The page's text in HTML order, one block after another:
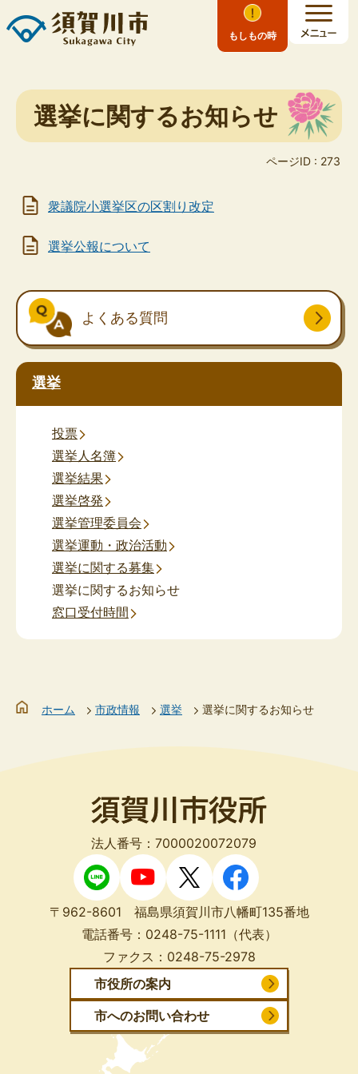
もしもの時
選挙に関するお知らせ
ページID : 273
衆議院小選挙区の区割り改定
選挙公報について
よくある質問
選挙
投票
選挙人名簿
選挙結果
選挙啓発
選挙管理委員会
選挙運動・政治活動
選挙に関する募集
選挙に関するお知らせ
窓口受付時間
ホーム 市政情報 選挙 選挙に関するお知らせ
法人番号：7000020072079
〒962-8601 福島県須賀川市八幡町135番地
電話番号： 0248-75-1111 （代表）
ファクス： 0248-75-2978
市役所の案内
市へのお問い合わせ